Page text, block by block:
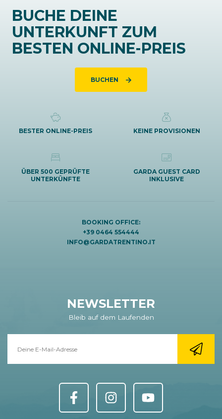
BUCHE DEINE
UNTERKUNFT ZUM
BESTEN ONLINE-PREIS
BUCHEN
BESTER ONLINE-PREIS KEINE PROVISIONEN
ÜBER 500 GEPRÜFTE
UNTERKÜNFTE
GARDA GUEST CARD
INKLUSIVE
BOOKING OFFICE:
+39 0464 554444
INFO@GARDATRENTINO.IT
NEWSLETTER
Bleib auf dem Laufenden